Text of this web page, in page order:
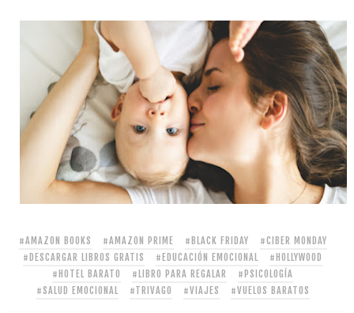
#AMAZON BOOKS #AMAZON PRIME #BLACK FRIDAY
#CIBER MONDAY
#DESCARGAR LIBROS GRATIS
#EDUCACIÓN EMOCIONAL
#HOLLYWOOD
#HOTEL BARATO
#LIBRO PARA REGALAR
#PSICOLOGÍA
#SALUD EMOCIONAL
#TRIVAGO #VIAJES #VUELOS BARATOS